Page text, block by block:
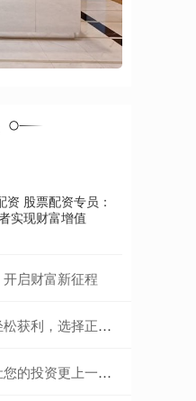
资 股票配资专员：
实现财富增值
启财富新征程
选择正规配资网站
投资更上一层楼